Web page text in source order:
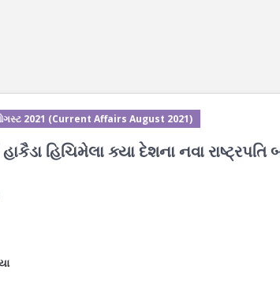
2021 (Current Affairs August 2021)
હિચિમેલા ક્યા દેશના નવા રાષ્ટ્રપતિ